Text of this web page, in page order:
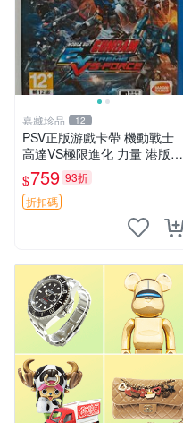
嘉藏珍品 12
PSV正版游戲卡帶 機動戰士
高達VS極限進化 力量 港版中
文 盒裝全新未開封，支持所
有日版，港版或其他地區的P
SV游戲機主機，（除外），
$759 93折
折扣碼